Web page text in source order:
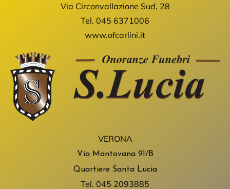
Via Circonvallazione Sud, 28
Tel. 045 6371006
www.ofcarlini.it
VERONA
Via Mantovana 91/B
Quartiere Santa Lucia
Tel. 045 2093885